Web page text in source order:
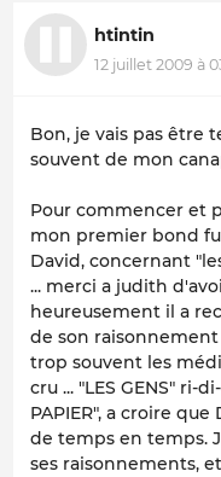
htintin
12 juillet 2009 à
Bon, je vais pas être
souvent de mon
Pour commencer et
mon premier bond
David, concernant
... merci a judith
heureusement il a
de son
trop souvent les
cru ... "LES GENS" ri-
PAPIER", a croire
de temps en temps.
ses raisonnements,